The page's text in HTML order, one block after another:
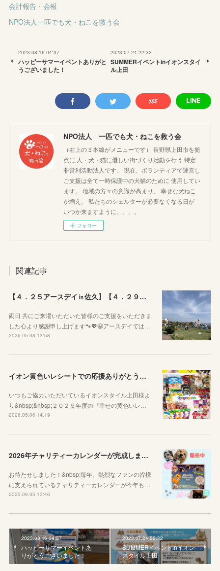
会計報告・会報
NPO法人一匹でも犬・ねこを救う会
2023.08.16 04:37
ハッピーサマーイベントありがと
うございました！
2023.07.24 22:32
SUMMERイベントinイオンスタイ
ル上田
NPO法人 一匹でも犬・ねこを救う会
（右上の３本線がメニューです） 長野県上田市を拠
点に 人・犬・猫に優しい街づくり活動を行う 特定
非営利活動法人です。 現在、ボランティアで運営し
ご支援は全て一時保護中の犬猫のために 使用してい
ます。 地域の方々の意識が高まり、 幸せな犬ねこ
が増え、 私たちのシェルターが必要なくなる日が
いつか来ますように。。。。
フォロー
関連記事
【４．２５アースデイ㏌佐久】【４．２９ぷちっとおいでよマルシェVol.3】のご報告
両日 共にご来場いただいた皆様のご支援をいただきま
した心より感謝申し上げます🐾💖😭アースデイでは…
2026.05.08 13:58
イオン黄色いレシートでの応援ありがとうございました
いつもご協力いただいているイオンスタイル上田様よ
り&nbsp;&nbsp;２０２５年度の『幸せの黄色いレ…
2026.05.06 14:19
2026年チャリティーカレンダーが完成しました！
お待たせしました！&nbsp;毎年、熱烈なファンの皆様
に支えられているチャリティーカレンダーが今年も…
2025.09.05 13:46
2023.08.16 04:37
ハッピーサマーイベントあ
りがとうございました！
2023.07.24 22:32
SUMMERイベントinイオン
スタイル上田